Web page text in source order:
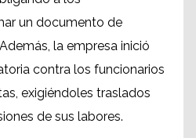
un documento de
la empresa inició
contra los funcionarios
exigiéndoles traslados
de sus labores.